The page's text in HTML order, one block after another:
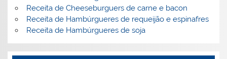
Receita de Cheeseburguers de carne e bacon
Receita de Hambúrgueres de requeijão e espinafres
Receita de Hambúrgueres de soja